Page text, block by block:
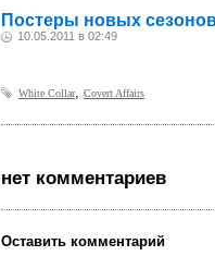
Постеры новых
10.05.2011 в 02:49
White Collar, Covert Affairs
нет комментариев
Оставить комментарий